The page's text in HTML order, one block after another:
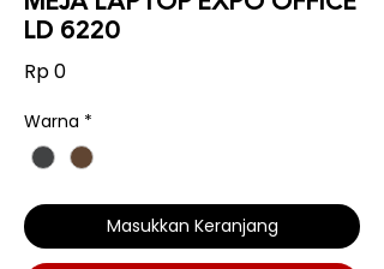
LD 6220
Rp 0Harga
Warna *
Masukkan Keranjang